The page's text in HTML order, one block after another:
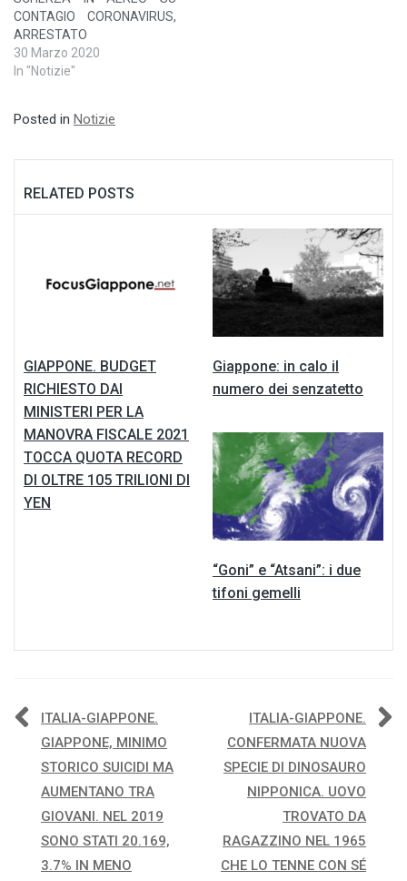
CONTAGIO CORONAVIRUS,
ARRESTATO
30 Marzo 2020
In "Notizie"
Posted in Notizie
RELATED POSTS
GIAPPONE. BUDGET
RICHIESTO DAI
MINISTERI PER LA
MANOVRA FISCALE 2021
TOCCA QUOTA RECORD
DI OLTRE 105 TRILIONI DI
YEN
Giappone: in calo il
numero dei senzatetto
“Goni” e “Atsani”: i due
tifoni gemelli
Navigazione
articoli
ITALIA-GIAPPONE.
GIAPPONE, MINIMO
STORICO SUICIDI MA
AUMENTANO TRA
GIOVANI. NEL 2019
SONO STATI 20.169,
3.7% IN MENO
ITALIA-GIAPPONE.
CONFERMATA NUOVA
SPECIE DI DINOSAURO
NIPPONICA. UOVO
TROVATO DA
RAGAZZINO NEL 1965
CHE LO TENNE CON SÉ